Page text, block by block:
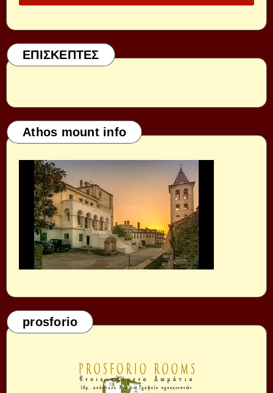
ΕΠΙΣΚΕΠΤΕΣ
Athos mount info
prosforio